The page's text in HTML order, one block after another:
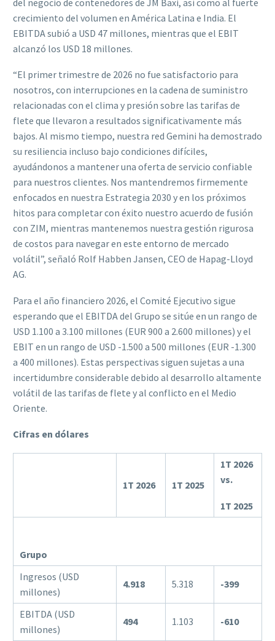
crecimiento del volumen en América Latina e India. El
EBITDA subió a USD 47 millones, mientras que el EBIT
alcanzó los USD 18 millones.
“El primer trimestre de 2026 no fue satisfactorio para
nosotros, con interrupciones en la cadena de suministro
relacionadas con el clima y presión sobre las tarifas de
flete que llevaron a resultados significativamente más
bajos. Al mismo tiempo, nuestra red Gemini ha demostrado
su resiliencia incluso bajo condiciones difíciles,
ayudándonos a mantener una oferta de servicio confiable
para nuestros clientes. Nos mantendremos firmemente
enfocados en nuestra Estrategia 2030 y en los próximos
hitos para completar con éxito nuestro acuerdo de fusión
con ZIM, mientras mantenemos nuestra gestión rigurosa
de costos para navegar en este entorno de mercado
volátil”, señaló Rolf Habben Jansen, CEO de Hapag-Lloyd
AG.
Para el año financiero 2026, el Comité Ejecutivo sigue
esperando que el EBITDA del Grupo se sitúe en un rango de
USD 1.100 a 3.100 millones (EUR 900 a 2.600 millones) y el
EBIT en un rango de USD -1.500 a 500 millones (EUR -1.300
a 400 millones). Estas perspectivas siguen sujetas a una
incertidumbre considerable debido al desarrollo altamente
volátil de las tarifas de flete y al conflicto en el Medio
Oriente.
Cifras en dólares
1T 2026 1T 2025
1T 2026
vs.
1T 2025
Grupo
Ingresos (USD
millones)
4.918 5.318 -399
EBITDA (USD
millones)
494 1.103 -610